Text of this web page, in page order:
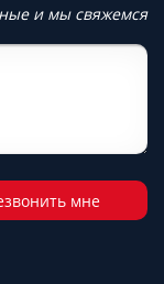
и мы свяжемся
мне